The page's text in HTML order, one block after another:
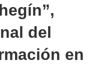
del
en